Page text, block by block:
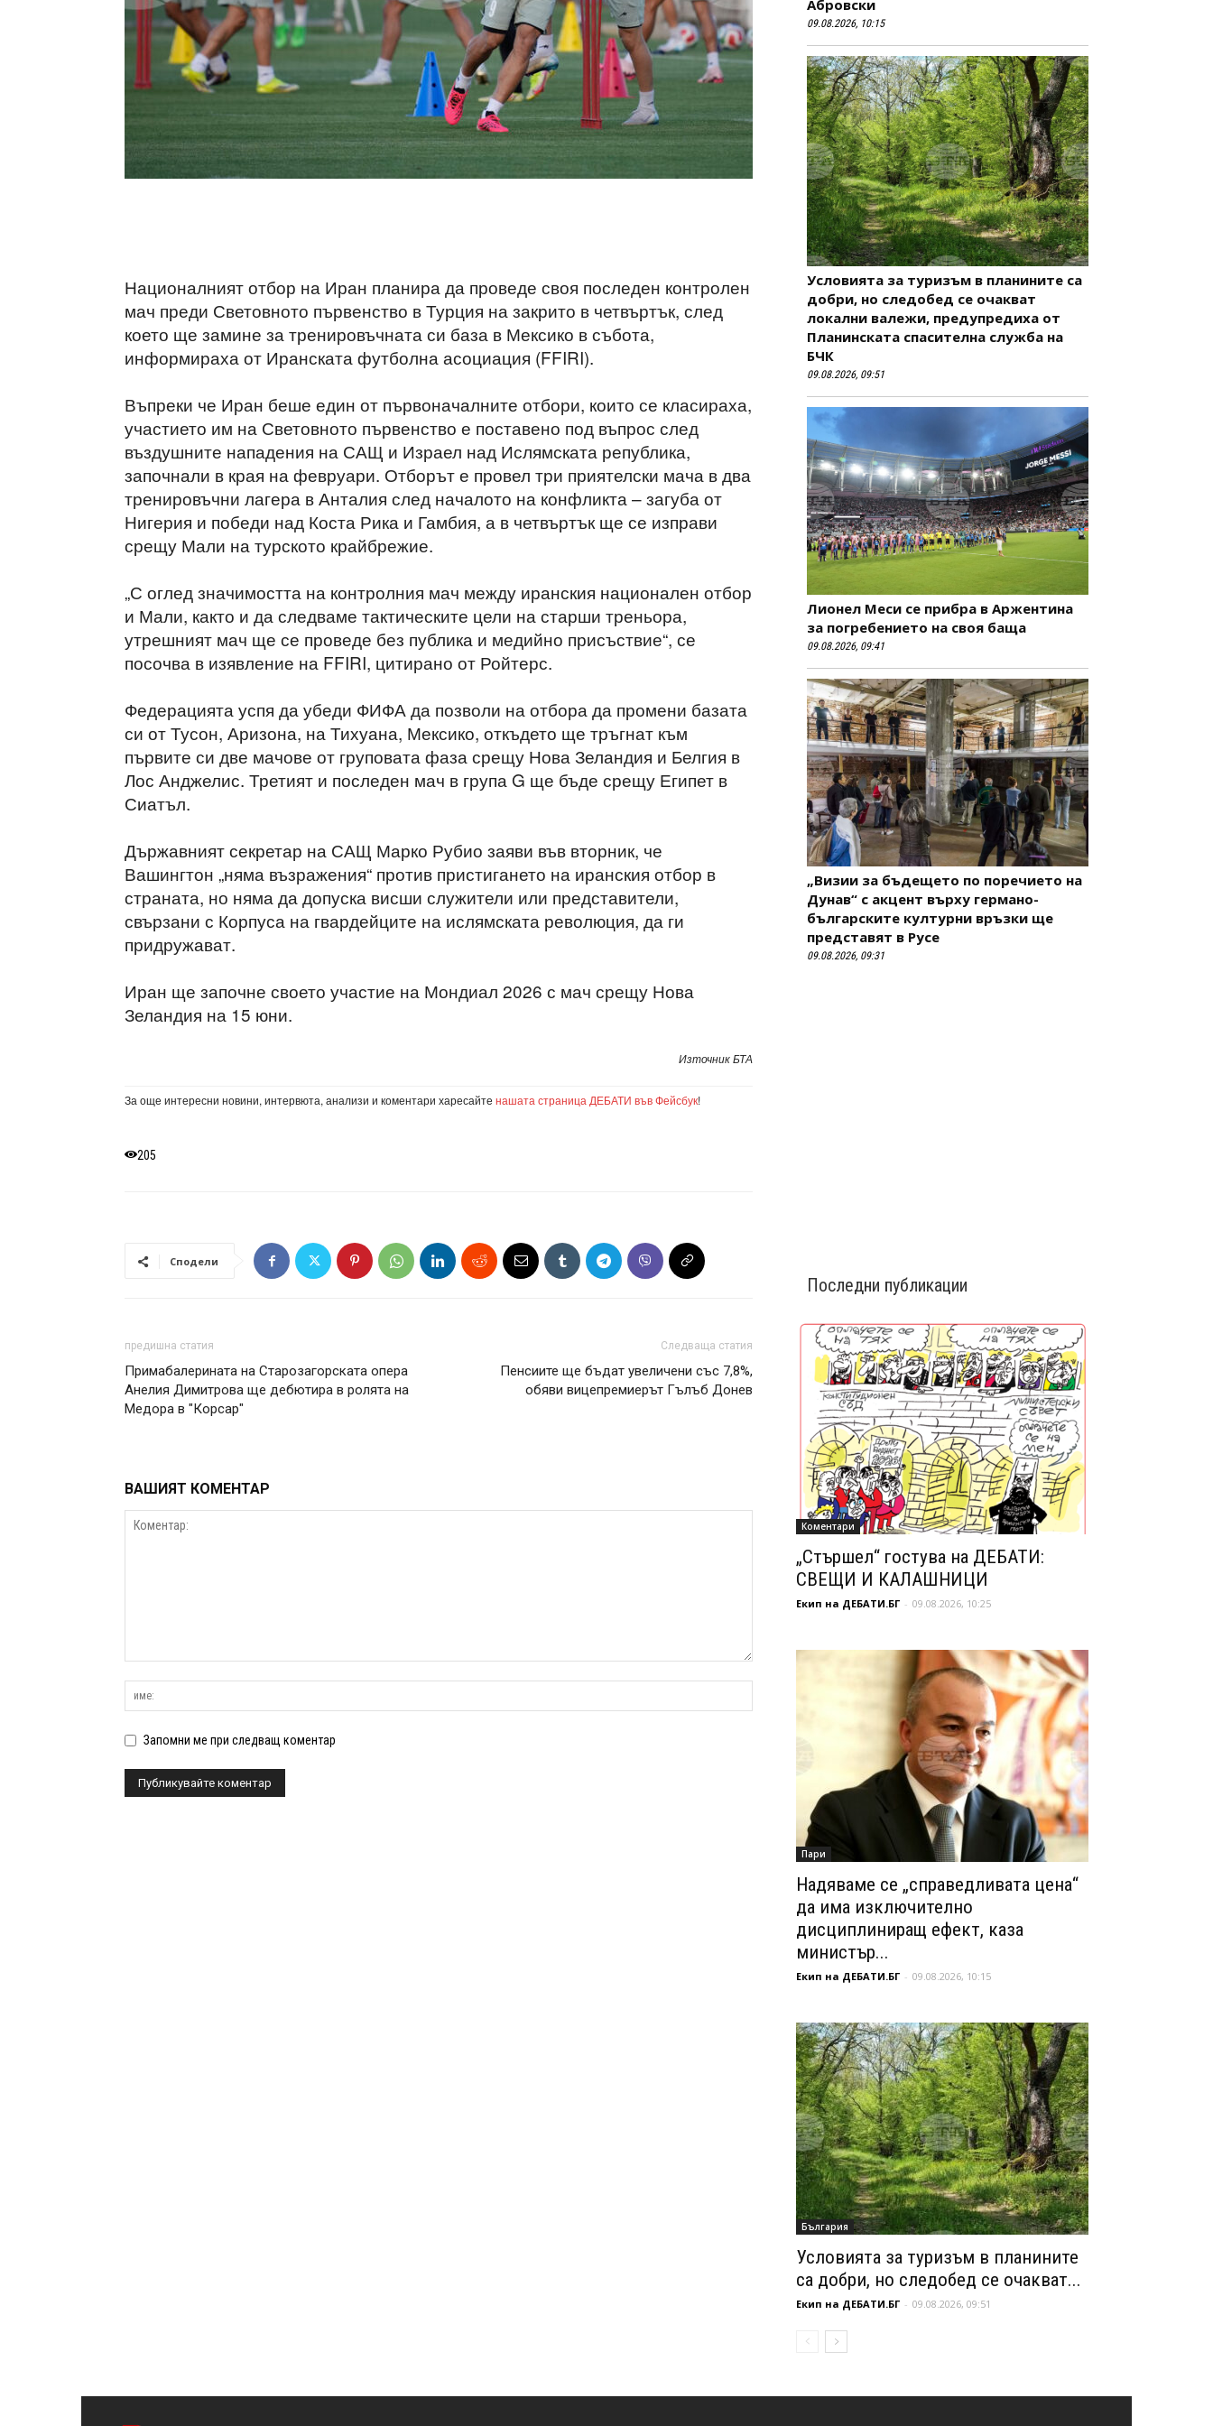
Националният отбор на Иран планира да проведе своя последен контролен
мач преди Световното първенство в Турция на закрито в четвъртък, след
което ще замине за тренировъчната си база в Мексико в събота,
информираха от Иранската футболна асоциация (FFIRI).
Въпреки че Иран беше един от първоначалните отбори, които се класираха,
участието им на Световното първенство е поставено под въпрос след
въздушните нападения на САЩ и Израел над Ислямската република,
започнали в края на февруари. Отборът е провел три приятелски мача в два
тренировъчни лагера в Анталия след началото на конфликта – загуба от
Нигерия и победи над Коста Рика и Гамбия, а в четвъртък ще се изправи
срещу Мали на турското крайбрежие.
„С оглед значимостта на контролния мач между иранския национален отбор
и Мали, както и да следваме тактическите цели на старши треньора,
утрешният мач ще се проведе без публика и медийно присъствие“, се
посочва в изявление на FFIRI, цитирано от Ройтерс.
Федерацията успя да убеди ФИФА да позволи на отбора да промени базата
си от Тусон, Аризона, на Тихуана, Мексико, откъдето ще тръгнат към
първите си две мачове от груповата фаза срещу Нова Зеландия и Белгия в
Лос Анджелис. Третият и последен мач в група G ще бъде срещу Египет в
Сиатъл.
Държавният секретар на САЩ Марко Рубио заяви във вторник, че
Вашингтон „няма възражения“ против пристигането на иранския отбор в
страната, но няма да допуска висши служители или представители,
свързани с Корпуса на гвардейците на ислямската революция, да ги
придружават.
Иран ще започне своето участие на Мондиал 2026 с мач срещу Нова
Зеландия на 15 юни.
Източник БТА
За още интересни новини, интервюта, анализи и коментари харесайте нашата страница ДЕБАТИ във Фейсбук!
205
Сподели
предишна статия
Примабалерината на Старозагорската опера
Анелия Димитрова ще дебютира в ролята на
Медора в "Корсар"
Следваща статия
Пенсиите ще бъдат увеличени със 7,8%,
обяви вицепремиерът Гълъб Донев
ВАШИЯТ КОМЕНТАР
Запомни ме при следващ коментар
Абровски
09.08.2026, 10:15
Условията за туризъм в планините са
добри, но следобед се очакват
локални валежи, предупредиха от
Планинската спасителна служба на
БЧК
09.08.2026, 09:51
Лионел Меси се прибра в Аржентина
за погребението на своя баща
09.08.2026, 09:41
„Визии за бъдещето по поречието на
Дунав“ с акцент върху германо-
българските културни връзки ще
представят в Русе
09.08.2026, 09:31
Последни публикации
Коментари
„Стършел“ гостува на ДЕБАТИ:
СВЕЩИ И КАЛАШНИЦИ
Екип на ДЕБАТИ.БГ - 09.08.2026, 10:25
Пари
Надяваме се „справедливата цена“
да има изключително
дисциплиниращ ефект, каза
министър...
Екип на ДЕБАТИ.БГ - 09.08.2026, 10:15
България
Условията за туризъм в планините
са добри, но следобед се очакват...
Екип на ДЕБАТИ.БГ - 09.08.2026, 09:51